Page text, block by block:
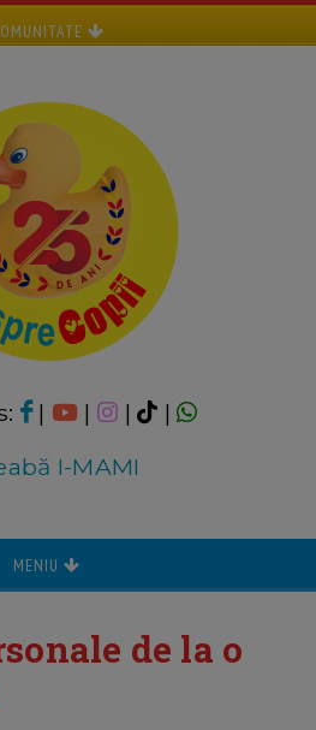
| | |
|
I-MAMI
MENIU
de la o